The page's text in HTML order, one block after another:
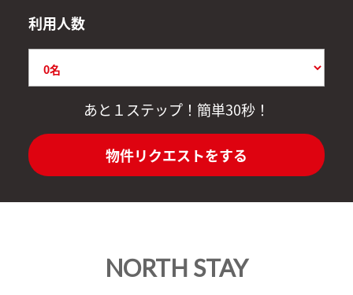
利用人数
あと１ステップ！簡単30秒！
物件リクエストをする
NORTH STAY